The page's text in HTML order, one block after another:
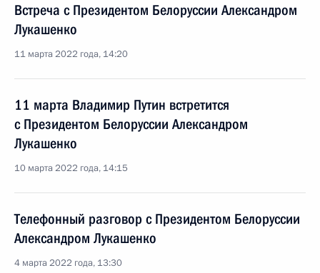
Встреча с Президентом Белоруссии Александром
Лукашенко
11 марта 2022 года, 14:20
11 марта Владимир Путин встретится
с Президентом Белоруссии Александром
Лукашенко
10 марта 2022 года, 14:15
Телефонный разговор с Президентом Белоруссии
Александром Лукашенко
4 марта 2022 года, 13:30